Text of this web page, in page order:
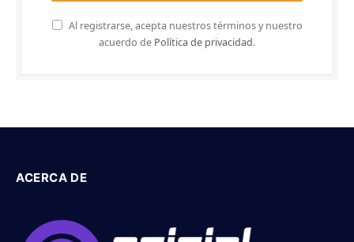
Al registrarse, acepta nuestros términos y nuestro
acuerdo de Política de privacidad.
ACERCA DE